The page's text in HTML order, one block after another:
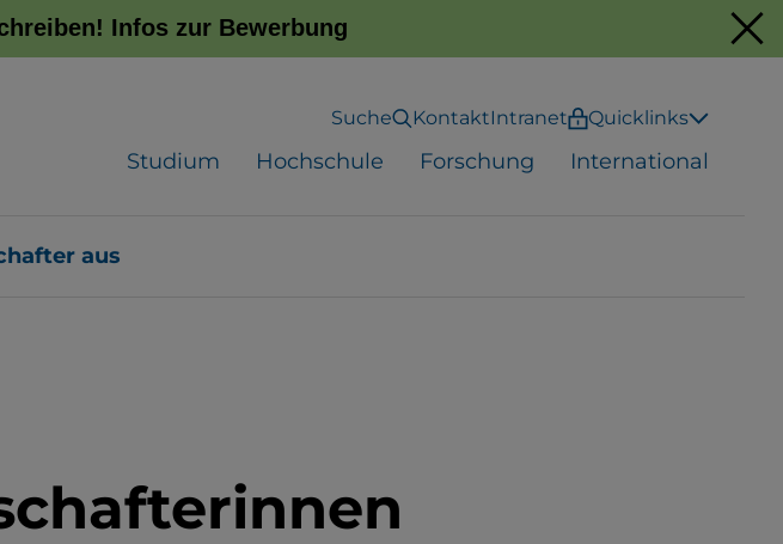
Infos zur Bewerbung
Suche KontaktIntranet Quicklinks
Studium Hochschule Forschung International
aus